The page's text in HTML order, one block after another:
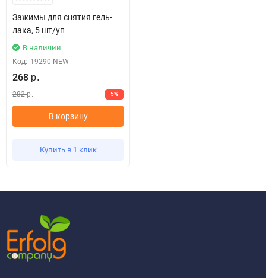
Зажимы для снятия гель-
лака, 5 шт/уп
В наличии
Код: 19290 NEW
268 р.
282р. 5%
В корзину
Купить в 1 клик